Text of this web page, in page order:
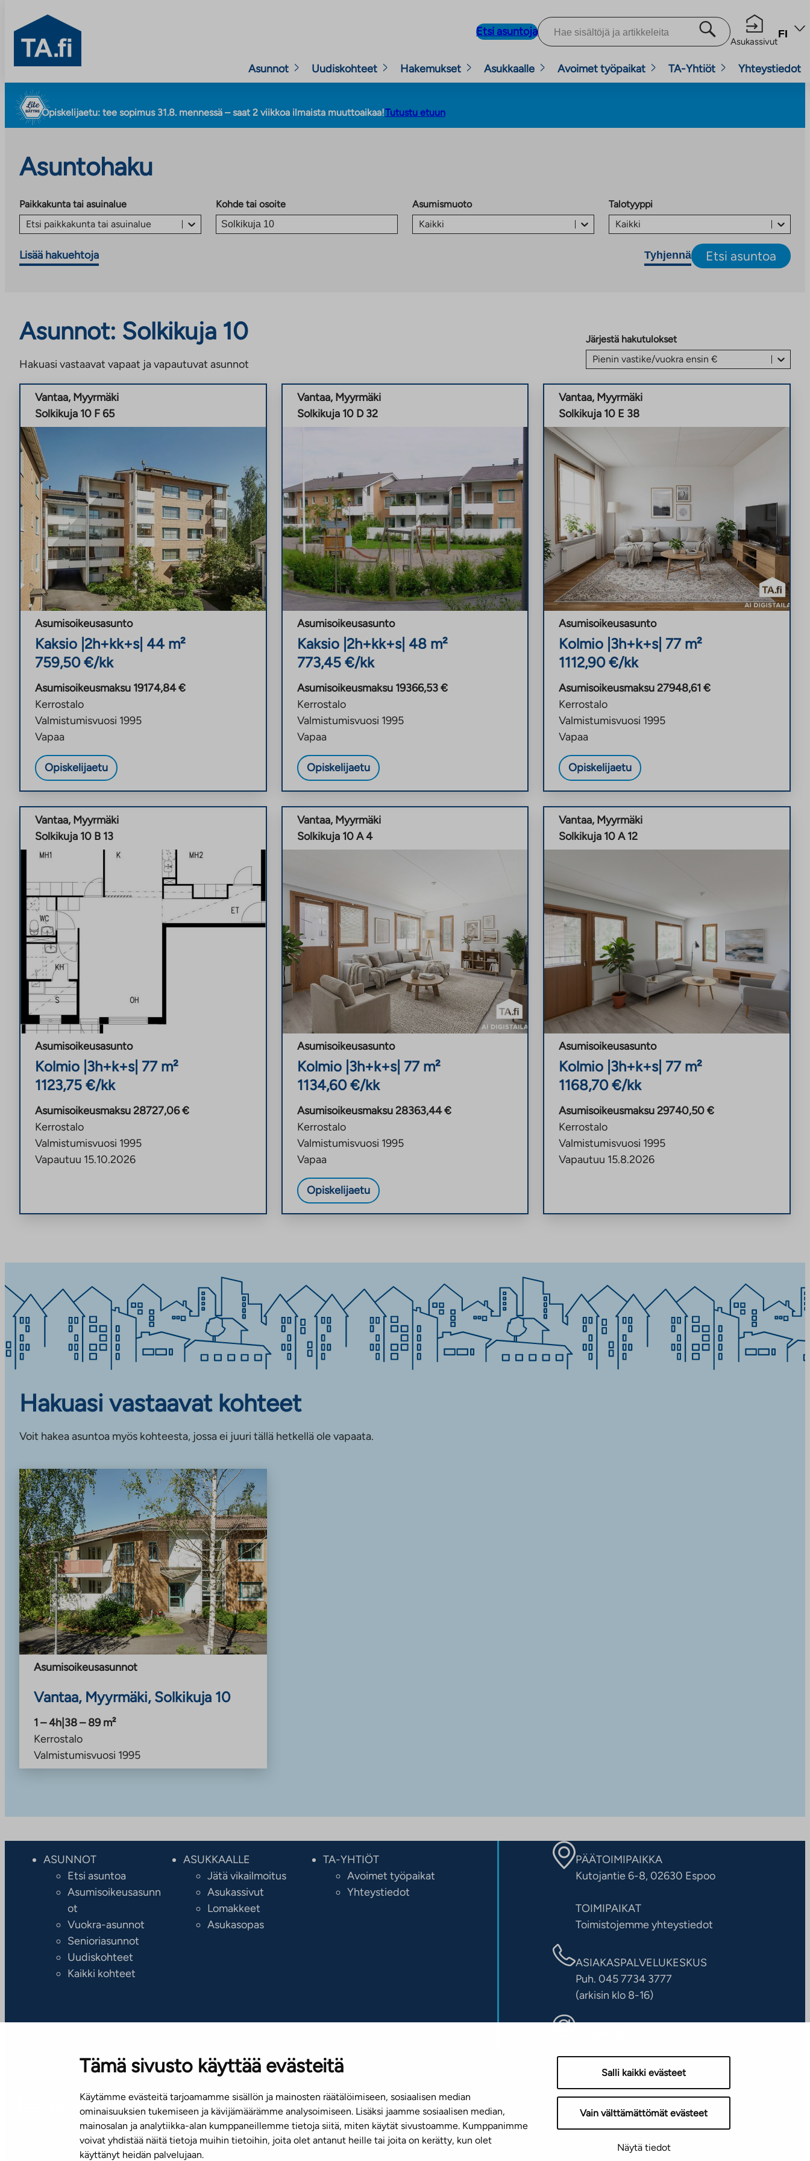
Tämä sivusto käyttää evästeitä
Käytämme evästeitä tarjoamamme sisällön ja mainosten räätälöimiseen, sosiaalisen median
ominaisuuksien tukemiseen ja kävijämäärämme analysoimiseen. Lisäksi jaamme sosiaalisen median,
mainosalan ja analytiikka-alan kumppaneillemme tietoja siitä, miten käytät sivustoamme. Kumppanimme
voivat yhdistää näitä tietoja muihin tietoihin, joita olet antanut heille tai joita on kerätty, kun olet
käyttänyt heidän palvelujaan.
Salli kaikki evästeet
Vain välttämättömät evästeet
Näytä tiedot
Siirry
sisältöön
TA.fi
Etsi asuntoja
Asukassivut
FI
Asunnot Uudiskohteet Hakemukset Asukkaalle Avoimet työpaikat TA-Yhtiöt Yhteystiedot
Opiskelijaetu: tee sopimus 31.8. mennessä – saat 2 viikkoa ilmaista muuttoaikaa!Tutustu etuun
Asuntohaku
Paikkakunta tai asuinalue
Etsi paikkakunta tai asuinalue
Kohde tai osoite
Asumismuoto
Kaikki
Talotyyppi
Kaikki
Lisää hakuehtoja Tyhjennä Etsi asuntoa
Asunnot: Solkikuja 10
Hakuasi vastaavat vapaat ja vapautuvat asunnot
Järjestä hakutulokset
Pienin vastike/vuokra ensin €
Vantaa, Myyrmäki
Solkikuja 10 F 65
Asumisoikeusasunto
Kaksio 2h+kk+s| 44 m²
759,50 €/kk
Asumisoikeusmaksu 19174,84€
Kerrostalo
Valmistumisvuosi 1995
Vapaa
Opiskelijaetu
Vantaa, Myyrmäki
Solkikuja 10 D 32
Asumisoikeusasunto
Kaksio| 2h+kk+s| 48 m²
773,45 €/kk
Asumisoikeusmaksu 19366,53€
Kerrostalo
Valmistumisvuosi 1995
Vapaa
Opiskelijaetu
Vantaa, Myyrmäki
Solkikuja 10 E 38
Asumisoikeusasunto
Kolmio 3h+k+s| 77 m²
1112,90 €/kk
Asumisoikeusmaksu27948,61 €
Kerrostalo
Valmistumisvuosi 1995
Vapaa
Opiskelijaetu
Vantaa, Myyrmäki
Solkikuja 10 B 13
Asumisoikeusasunto
Kolmio 3h+k+s| 77 m²
1123,75 €/kk
Asumisoikeusmaksu28727,06€
Kerrostalo
Valmistumisvuosi 1995
Vapautuu 15.10.2026
Vantaa, Myyrmäki
Solkikuja 10 A 4
Asumisoikeusasunto
Kolmio| 3h+k+s| 77 m²
1134,60 €/kk
Asumisoikeusmaksu28363,44€
Kerrostalo
Valmistumisvuosi 1995
Vapaa
Opiskelijaetu
Vantaa, Myyrmäki
Solkikuja 10 A 12
Asumisoikeusasunto
Kolmio 3h+k+s| 77 m²
1168,70 €/kk
Asumisoikeusmaksu29740,50€
Kerrostalo
Valmistumisvuosi 1995
Vapautuu 15.8.2026
Hakuasi vastaavat kohteet
Voit hakea asuntoa myös kohteesta, jossa ei juuri tällä hetkellä ole vapaata.
Asumisoikeusasunnot
Vantaa, Myyrmäki, Solkikuja 10
1 – 4h 38 – 89 m²
Kerrostalo
Valmistumisvuosi 1995
ASUNNOT
Etsi asuntoa
Asumisoikeusasunn
ot
Vuokra-asunnot
Senioriasunnot
Uudiskohteet
Kaikki kohteet
ASUKKAALLE
Jätä vikailmoitus
Asukassivut
Lomakkeet
Asukasopas
TA-YHTIÖT
Avoimet työpaikat
Yhteystiedot
PÄÄTOIMIPAIKKA
Kutojantie 6-8, 02630 Espoo
TOIMIPAIKAT
Toimistojemme yhteystiedot
ASIAKASPALVELUKESKUS
Puh. 045 7734 3777
(arkisin klo 8-16)
Tilaa uutiskirje Mediapankki